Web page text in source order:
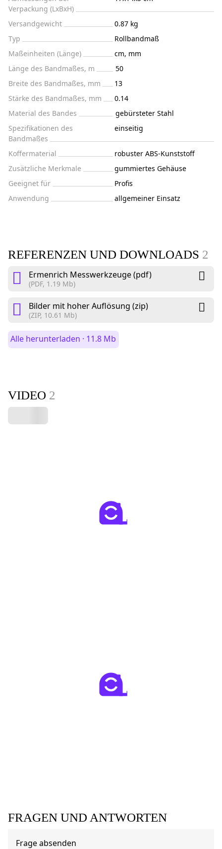
Verpackung (LxBxH)
Versandgewicht
0.87 kg
Typ
Rollbandmaß
Maßeinheiten (Länge)
cm, mm
Länge des Bandmaßes, m
50
Breite des Bandmaßes, mm
13
Stärke des Bandmaßes, mm
0.14
Material des Bandes
gebürsteter Stahl
Spezifikationen des
Bandmaßes
einseitig
Koffermaterial
robuster ABS-Kunststoff
Zusätzliche Merkmale
gummiertes Gehäuse
Geeignet für
Profis
Anwendung
allgemeiner Einsatz
REFERENZEN UND DOWNLOADS 2
Ermenrich Messwerkzeuge (pdf)
(PDF, 1.19 Mb)
Bilder mit hoher Auflösung (zip)
(ZIP, 10.61 Mb)
Alle herunterladen · 11.8 Mb
VIDEO 2
FRAGEN UND ANTWORTEN
Frage absenden